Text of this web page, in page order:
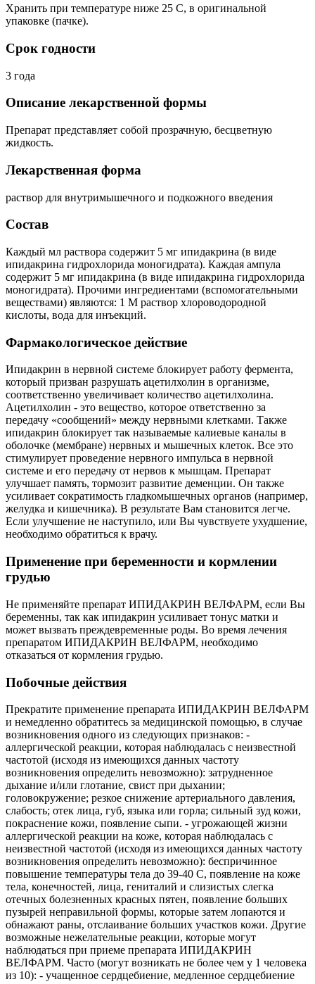
Хранить при температуре ниже 25 C, в оригинальной
упаковке (пачке).
Срок годности
3 года
Описание лекарственной формы
Препарат представляет собой прозрачную, бесцветную
жидкость.
Лекарственная форма
раствор для внутримышечного и подкожного введения
Состав
Каждый мл раствора содержит 5 мг ипидакрина (в виде
ипидакрина гидрохлорида моногидрата). Каждая ампула
содержит 5 мг ипидакрина (в виде ипидакрина гидрохлорида
моногидрата). Прочими ингредиентами (вспомогательными
веществами) являются: 1 М раствор хлороводородной
кислоты, вода для инъекций.
Фармакологическое действие
Ипидакрин в нервной системе блокирует работу фермента,
который призван разрушать ацетилхолин в организме,
соответственно увеличивает количество ацетилхолина.
Ацетилхолин - это вещество, которое ответственно за
передачу «сообщений» между нервными клетками. Также
ипидакрин блокирует так называемые калиевые каналы в
оболочке (мембране) нервных и мышечных клеток. Все это
стимулирует проведение нервного импульса в нервной
системе и его передачу от нервов к мышцам. Препарат
улучшает память, тормозит развитие деменции. Он также
усиливает сократимость гладкомышечных органов (например,
желудка и кишечника). В результате Вам становится легче.
Если улучшение не наступило, или Вы чувствуете ухудшение,
необходимо обратиться к врачу.
Применение при беременности и кормлении
грудью
Не применяйте препарат ИПИДАКРИН ВЕЛФАРМ, если Вы
беременны, так как ипидакрин усиливает тонус матки и
может вызвать преждевременные роды. Во время лечения
препаратом ИПИДАКРИН ВЕЛФАРМ, необходимо
отказаться от кормления грудью.
Побочные действия
Прекратите применение препарата ИПИДАКРИН ВЕЛФАРМ
и немедленно обратитесь за медицинской помощью, в случае
возникновения одного из следующих признаков: -
аллергической реакции, которая наблюдалась с неизвестной
частотой (исходя из имеющихся данных частоту
возникновения определить невозможно): затрудненное
дыхание и/или глотание, свист при дыхании;
головокружение; резкое снижение артериального давления,
слабость; отек лица, губ, языка или горла; сильный зуд кожи,
покраснение кожи, появление сыпи. - угрожающей жизни
аллергической реакции на коже, которая наблюдалась с
неизвестной частотой (исходя из имеющихся данных частоту
возникновения определить невозможно): беспричинное
повышение температуры тела до 39-40 C, появление на коже
тела, конечностей, лица, гениталий и слизистых слегка
отечных болезненных красных пятен, появление больших
пузырей неправильной формы, которые затем лопаются и
обнажают раны, отслаивание больших участков кожи. Другие
возможные нежелательные реакции, которые могут
наблюдаться при приеме препарата ИПИДАКРИН
ВЕЛФАРМ. Часто (могут возникать не более чем у 1 человека
из 10): - учащенное сердцебиение, медленное сердцебиение